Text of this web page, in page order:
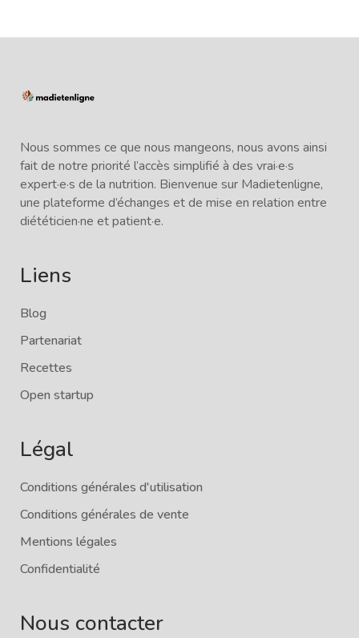
Nous sommes ce que nous mangeons, nous avons ainsi
fait de notre priorité l’accès simplifié à des vrai·e·s
expert·e·s de la nutrition. Bienvenue sur Madietenligne,
une plateforme d’échanges et de mise en relation entre
diététicien·ne et patient·e.
Liens
Blog
Partenariat
Recettes
Open startup
Légal
Conditions générales d'utilisation
Conditions générales de vente
Mentions légales
Confidentialité
Nous contacter